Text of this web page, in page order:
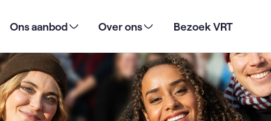
Ons aanbod Over ons Bezoek VRT
ooit: De Warmste Week wil al 1 van de 220 projecten realiseren